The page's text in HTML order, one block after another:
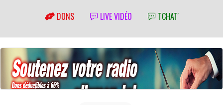
DONS LIVE VIDÉO TCHAT'